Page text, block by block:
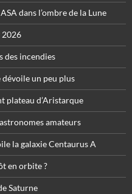
dans l’ombre de la Lune
2026
des incendies
dévoile un peu plus
plateau d’Aristarque
amateurs
la galaxie Centaurus A
en orbite ?
Saturne